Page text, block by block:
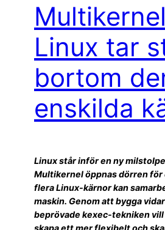
Linux tar
bortom
enskilda
Linux står inför en ny
Multikernel öppnas dörren för
flera Linux-kärnor kan
maskin. Genom att bygga
beprövade kexec-tekniken
skapa ett mer flexibelt och